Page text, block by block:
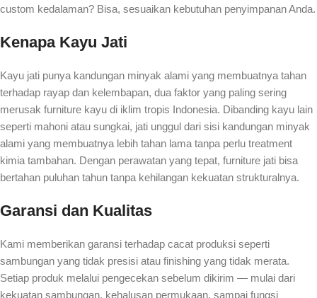
custom kedalaman? Bisa, sesuaikan kebutuhan penyimpanan Anda.
Kenapa Kayu Jati
Kayu jati punya kandungan minyak alami yang membuatnya tahan
terhadap rayap dan kelembapan, dua faktor yang paling sering
merusak furniture kayu di iklim tropis Indonesia. Dibanding kayu lain
seperti mahoni atau sungkai, jati unggul dari sisi kandungan minyak
alami yang membuatnya lebih tahan lama tanpa perlu treatment
kimia tambahan. Dengan perawatan yang tepat, furniture jati bisa
bertahan puluhan tahun tanpa kehilangan kekuatan strukturalnya.
Garansi dan Kualitas
Kami memberikan garansi terhadap cacat produksi seperti
sambungan yang tidak presisi atau finishing yang tidak merata.
Setiap produk melalui pengecekan sebelum dikirim — mulai dari
kekuatan sambungan, kehalusan permukaan, sampai fungsi